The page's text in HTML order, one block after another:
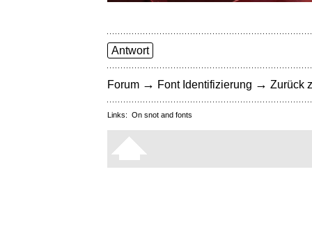
Antwort
Forum → Font Identifizierung → Zurück
Links: On snot and fonts